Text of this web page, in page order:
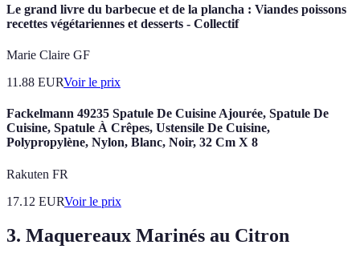
Le grand livre du barbecue et de la plancha : Viandes poissons
recettes végétariennes et desserts - Collectif
Marie Claire GF
11.88 EURVoir le prix
Fackelmann 49235 Spatule De Cuisine Ajourée, Spatule De
Cuisine, Spatule À Crêpes, Ustensile De Cuisine,
Polypropylène, Nylon, Blanc, Noir, 32 Cm X 8
Rakuten FR
17.12 EURVoir le prix
3. Maquereaux Marinés au Citron